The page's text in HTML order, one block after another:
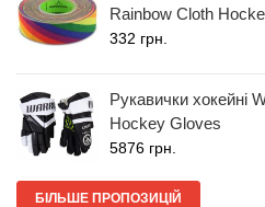
Rainbow Cloth
332 грн.
Рукавички хокейні
Hockey Gloves
5876 грн.
БІЛЬШЕ ПРОПОЗИЦІЙ